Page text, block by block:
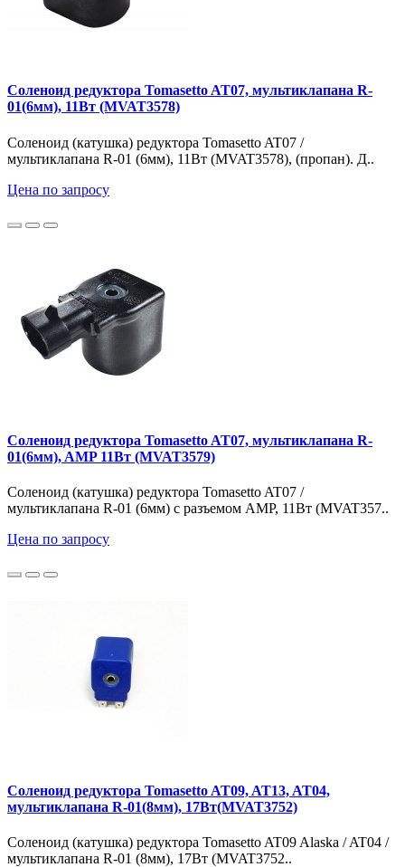
Соленоид редуктора Tomasetto AT07, мультиклапана R-
01(6мм), 11Вт (MVAT3578)
Соленоид (катушка) редуктора Tomasetto AT07 /
мультиклапана R-01 (6мм), 11Вт (MVAT3578), (пропан). Д..
Цена по запросу
Соленоид редуктора Tomasetto AT07, мультиклапана R-
01(6мм), AMP 11Вт (MVAT3579)
Соленоид (катушка) редуктора Tomasetto AT07 /
мультиклапана R-01 (6мм) с разъемом AMP, 11Вт (MVAT357..
Цена по запросу
Соленоид редуктора Tomasetto AT09, AT13, AT04,
мультиклапана R-01(8мм), 17Вт(MVAT3752)
Соленоид (катушка) редуктора Tomasetto AT09 Alaska / AT04 /
мультиклапана R-01 (8мм), 17Вт (MVAT3752..